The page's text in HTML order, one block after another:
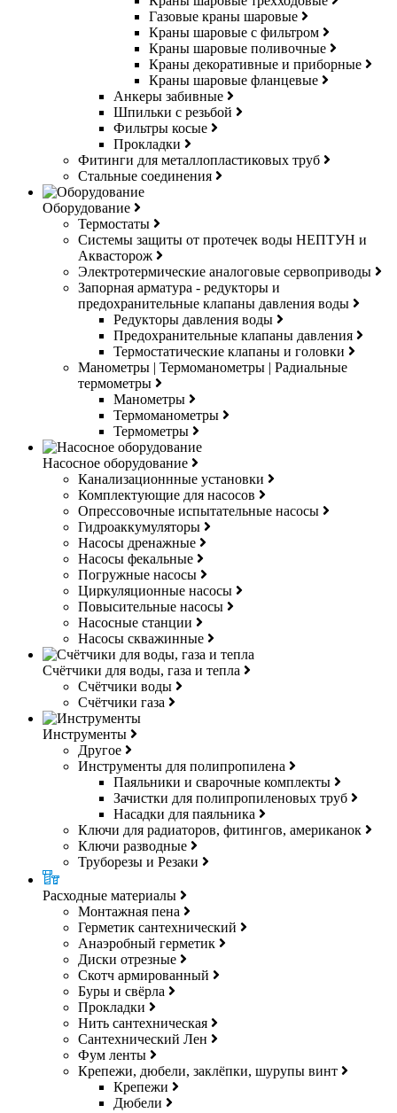
Газовые краны шаровые
Краны шаровые с фильтром
Краны шаровые поливочные
Краны декоративные и приборные
Краны шаровые фланцевые
Анкеры забивные
Шпильки с резьбой
Фильтры косые
Прокладки
Фитинги для металлопластиковых труб
Стальные соединения
Оборудование
Термостаты
Системы защиты от протечек воды НЕПТУН и
Аквасторож
Электротермические аналоговые сервоприводы
Запорная арматура - редукторы и
предохранительные клапаны давления воды
Редукторы давления воды
Предохранительные клапаны давления
Термостатические клапаны и головки
Манометры | Термоманометры | Радиальные
термометры
Манометры
Термоманометры
Термометры
Насосное оборудование
Канализационнные установки
Комплектующие для насосов
Опрессовочные испытательные насосы
Гидроаккумуляторы
Насосы дренажные
Насосы фекальные
Погружные насосы
Циркуляционные насосы
Повысительные насосы
Насосные станции
Насосы скважинные
Счётчики для воды, газа и тепла
Счётчики воды
Счётчики газа
Инструменты
Другое
Инструменты для полипропилена
Паяльники и сварочные комплекты
Зачистки для полипропиленовых труб
Насадки для паяльника
Ключи для радиаторов, фитингов, американок
Ключи разводные
Труборезы и Резаки
Расходные материалы
Монтажная пена
Герметик сантехнический
Анаэробный герметик
Диски отрезные
Скотч армированный
Буры и свёрла
Прокладки
Нить сантехническая
Сантехнический Лен
Фум ленты
Крепежи, дюбели, заклёпки, шурупы винт
Крепежи
Дюбели